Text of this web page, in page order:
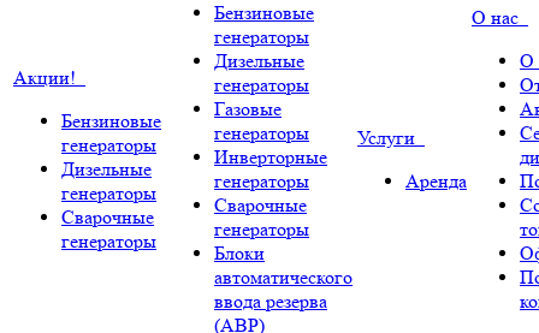
Акции!
Бензиновые
генераторы
Дизельные
генераторы
Сварочные
генераторы
Бензиновые
генераторы
Дизельные
генераторы
Газовые
генераторы
Инверторные
генераторы
Сварочные
генераторы
Блоки
автоматического
ввода резерва
(АВР)
Услуги
Аренда
О нас
О